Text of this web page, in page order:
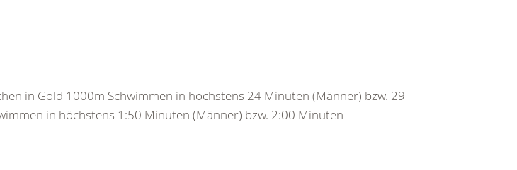
in Gold 1000m Schwimmen in höchstens 24 Minuten (Männer) bzw. 29
in höchstens 1:50 Minuten (Männer) bzw. 2:00 Minuten